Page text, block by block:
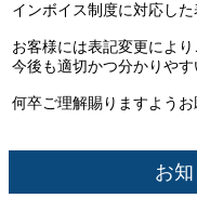
インボイス制度に対応した
お客様には表記変更によ
今後も適切かつ分かりやす
何卒ご理解賜りますようお
お